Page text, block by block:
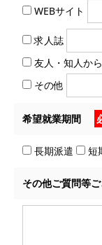
WEBサイト
求人誌
友人・知人から
その他
希望就業期間
長期派遣 短
その他ご質問等